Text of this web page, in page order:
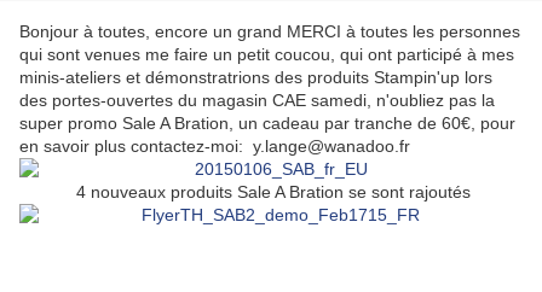
Bonjour à toutes, encore un grand MERCI à toutes les personnes
qui sont venues me faire un petit coucou, qui ont participé à mes
minis-ateliers et démonstratrions des produits Stampin'up lors
des portes-ouvertes du magasin CAE samedi, n'oubliez pas la
super promo Sale A Bration, un cadeau par tranche de 60€, pour
en savoir plus contactez-moi: y.lange@wanadoo.fr
4 nouveaux produits Sale A Bration se sont rajoutés